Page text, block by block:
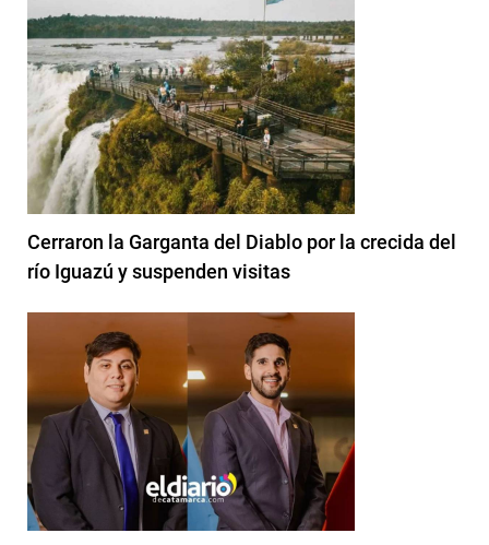
Cerraron la Garganta del Diablo por la crecida del
río Iguazú y suspenden visitas